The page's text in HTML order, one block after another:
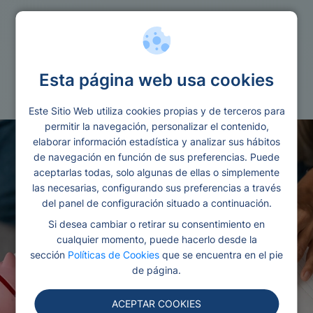
Esta página web usa cookies
Este Sitio Web utiliza cookies propias y de terceros para
permitir la navegación, personalizar el contenido,
elaborar información estadística y analizar sus hábitos
de navegación en función de sus preferencias. Puede
aceptarlas todas, solo algunas de ellas o simplemente
las necesarias, configurando sus preferencias a través
del panel de configuración situado a continuación.
Si desea cambiar o retirar su consentimiento en
cualquier momento, puede hacerlo desde la
sección Políticas de Cookies que se encuentra en el pie
de página.
ACEPTAR COOKIES
Reunificacion de deudas ing